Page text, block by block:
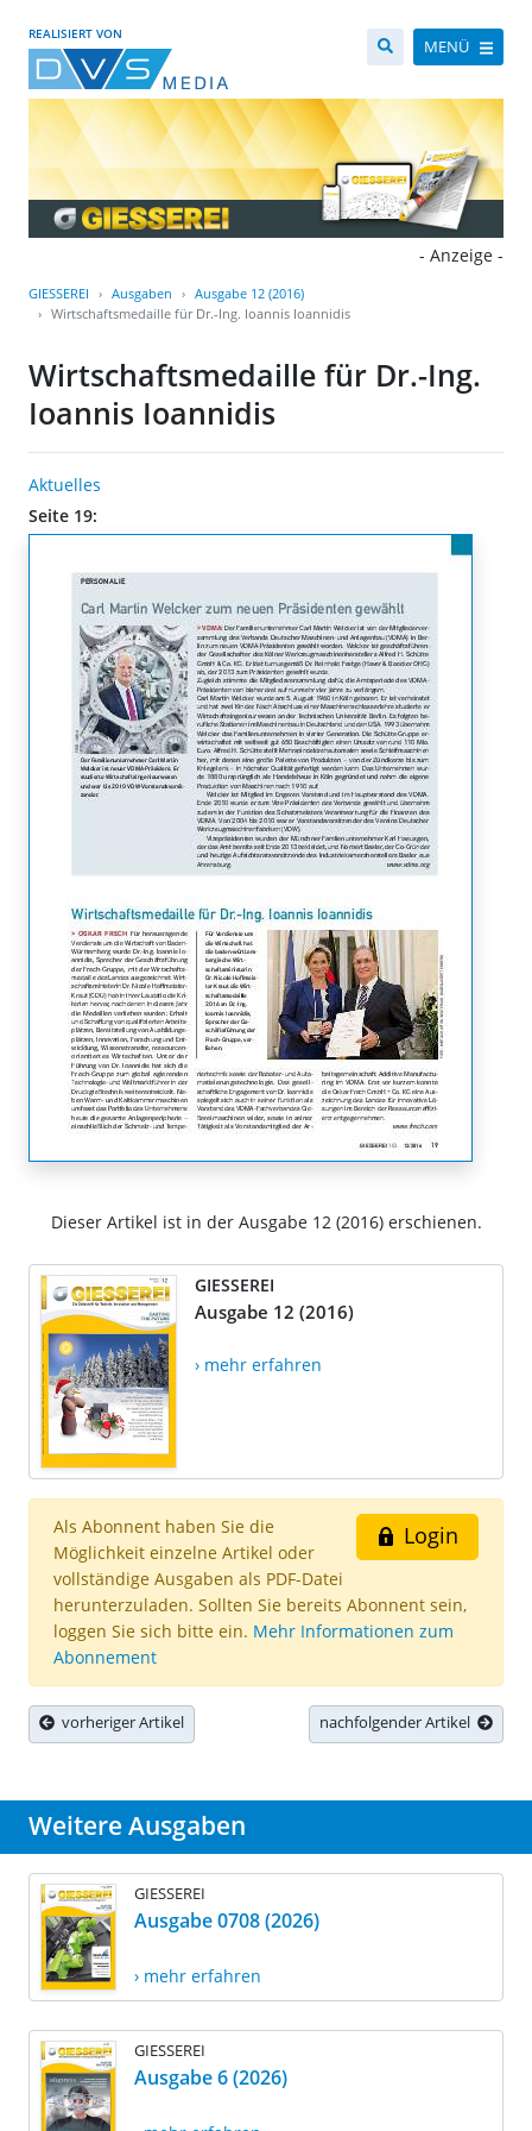
REALISIERT VON
MENÜ
- Anzeige -
GIESSEREI Ausgaben
Ausgabe 12 (2016)
Wirtschaftsmedaille für Dr.-Ing. Ioannis Ioannidis
Wirtschaftsmedaille für Dr.-Ing.
Ioannis Ioannidis
Aktuelles
Seite 19:
Dieser Artikel ist in der Ausgabe 12 (2016) erschienen.
GIESSEREI
Ausgabe 12 (2016)
› mehr erfahren
Login
Als Abonnent haben Sie die
Möglichkeit einzelne Artikel oder
vollständige Ausgaben als PDF-Datei
herunterzuladen. Sollten Sie bereits Abonnent sein,
loggen Sie sich bitte ein. Mehr Informationen zum
Abonnement
vorheriger Artikel nachfolgender Artikel
Weitere Ausgaben
GIESSEREI
Ausgabe 0708 (2026)
› mehr erfahren
GIESSEREI
Ausgabe 6 (2026)